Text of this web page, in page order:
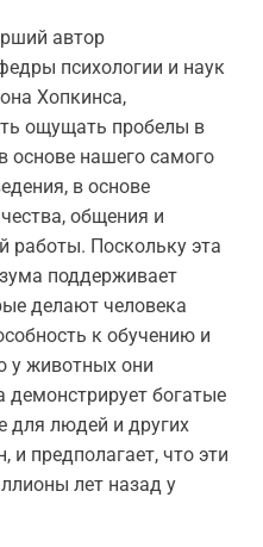
автор
психологии и наук
Хопкинса,
ощущать пробелы в
основе нашего самого
в основе
общения и
работы. Поскольку эта
поддерживает
делают человека
к обучению и
у животных они
демонстрирует богатые
для людей и других
и предполагает, что эти
лет назад у